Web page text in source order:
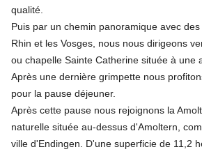
qualité.
Puis par un chemin panoramique avec
Rhin et les Vosges, nous nous dirigeons
ou chapelle Sainte Catherine située à une
Après une dernière grimpette nous
pour la pause déjeuner.
Après cette pause nous rejoignons la
naturelle située au-dessus d'Amoltern,
ville d'Endingen. D'une superficie de 11,2